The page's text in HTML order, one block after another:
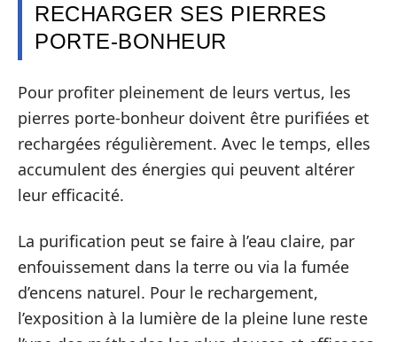
RECHARGER SES PIERRES
PORTE-BONHEUR
Pour profiter pleinement de leurs vertus, les
pierres porte-bonheur doivent être purifiées et
rechargées régulièrement. Avec le temps, elles
accumulent des énergies qui peuvent altérer
leur efficacité.
La purification peut se faire à l’eau claire, par
enfouissement dans la terre ou via la fumée
d’encens naturel. Pour le rechargement,
l’exposition à la lumière de la pleine lune reste